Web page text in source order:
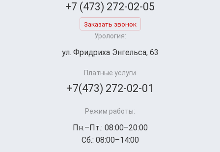
+7 (473) 272-02-05
Заказать звонок
Урология:
ул. Фридриха Энгельса, 63
Платные услуги
+7(473) 272-02-01
Режим работы:
Пн.–Пт.: 08:00–20:00
Сб.: 08:00–14:00